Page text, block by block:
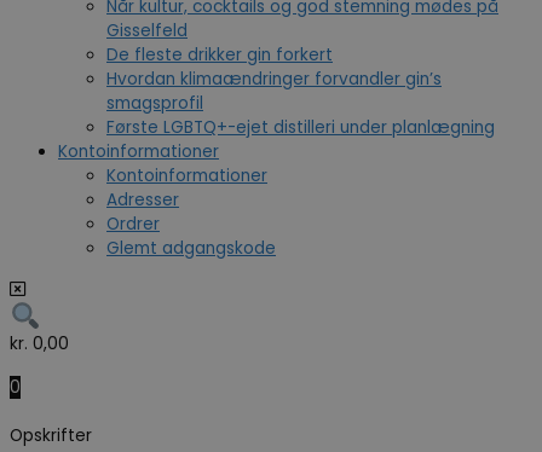
Når kultur, cocktails og god stemning mødes på
Gisselfeld
De fleste drikker gin forkert
Hvordan klimaændringer forvandler gin’s
smagsprofil
Første LGBTQ+-ejet distilleri under planlægning
Kontoinformationer
Kontoinformationer
Adresser
Ordrer
Glemt adgangskode
kr. 0,00
0
Opskrifter